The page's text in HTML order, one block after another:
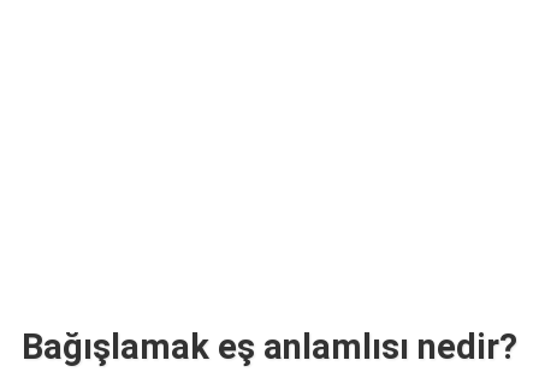
Bağışlamak eş anlamlısı nedir?